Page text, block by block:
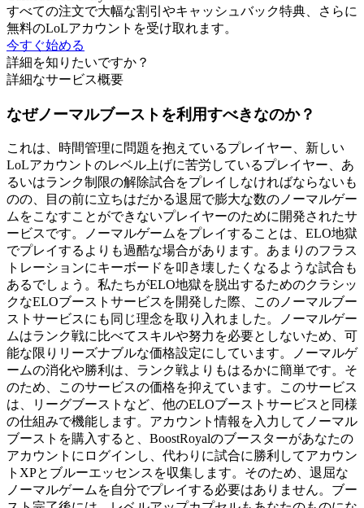
すべての注文で大幅な割引やキャッシュバック特典、さらに
無料のLoLアカウントを受け取れます。
今すぐ始める
詳細を知りたいですか？
詳細なサービス概要
なぜノーマルブーストを利用すべきなのか？
これは、時間管理に問題を抱えているプレイヤー、新しい
LoLアカウントのレベル上げに苦労しているプレイヤー、あ
るいはランク制限の解除試合をプレイしなければならないも
のの、目の前に立ちはだかる退屈で膨大な数のノーマルゲー
ムをこなすことができないプレイヤーのために開発されたサ
ービスです。ノーマルゲームをプレイすることは、ELO地獄
でプレイするよりも過酷な場合があります。あまりのフラス
トレーションにキーボードを叩き壊したくなるような試合も
あるでしょう。私たちがELO地獄を脱出するためのクラシッ
クなELOブーストサービスを開発した際、このノーマルブー
ストサービスにも同じ理念を取り入れました。ノーマルゲー
ムはランク戦に比べてスキルや努力を必要としないため、可
能な限りリーズナブルな価格設定にしています。ノーマルゲ
ームの消化や勝利は、ランク戦よりもはるかに簡単です。そ
のため、このサービスの価格を抑えています。このサービス
は、リーグブーストなど、他のELOブーストサービスと同様
の仕組みで機能します。アカウント情報を入力してノーマル
ブーストを購入すると、BoostRoyalのブースターがあなたの
アカウントにログインし、代わりに試合に勝利してアカウン
トXPとブルーエッセンスを収集します。そのため、退屈な
ノーマルゲームを自分でプレイする必要はありません。ブー